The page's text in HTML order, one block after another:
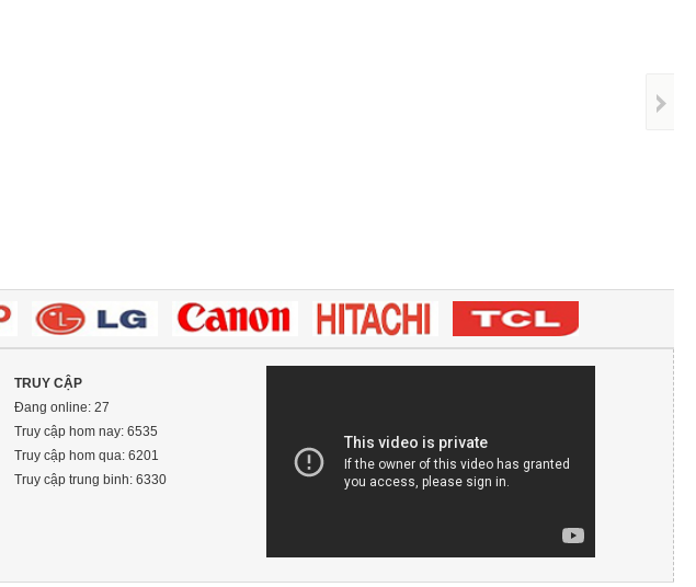
TRUY CẬP
Đang online: 27
Truy cập hom nay: 6535
Truy cập hom qua: 6201
Truy cập trung binh: 6330